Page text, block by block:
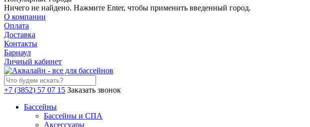
Ничего не найдено. Нажмите Enter, чтобы применить введенный город.
О компании
Оплата
Доставка
Контакты
Барнаул
Личный кабинет
+7 (3852) 57 07 15 Заказать звонок
Бассейны
Бассейны и СПА
Аксессуары